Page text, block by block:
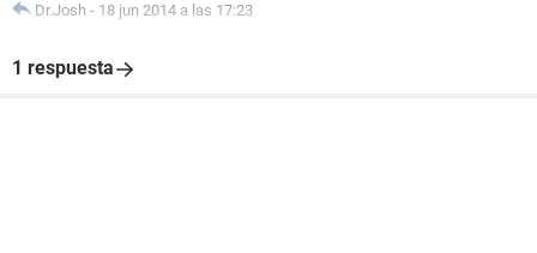
Dr.Josh - 18 jun 2014 a las 17:23
1 respuesta